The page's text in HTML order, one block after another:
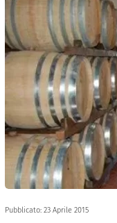
Pubblicato: 23 Aprile 2015